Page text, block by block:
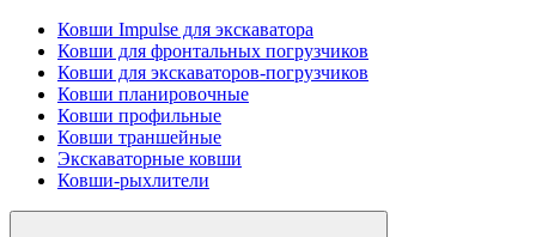
Ковши Impulse для экскаватора
Ковши для фронтальных погрузчиков
Ковши для экскаваторов-погрузчиков
Ковши планировочные
Ковши профильные
Ковши траншейные
Экскаваторные ковши
Ковши-рыхлители